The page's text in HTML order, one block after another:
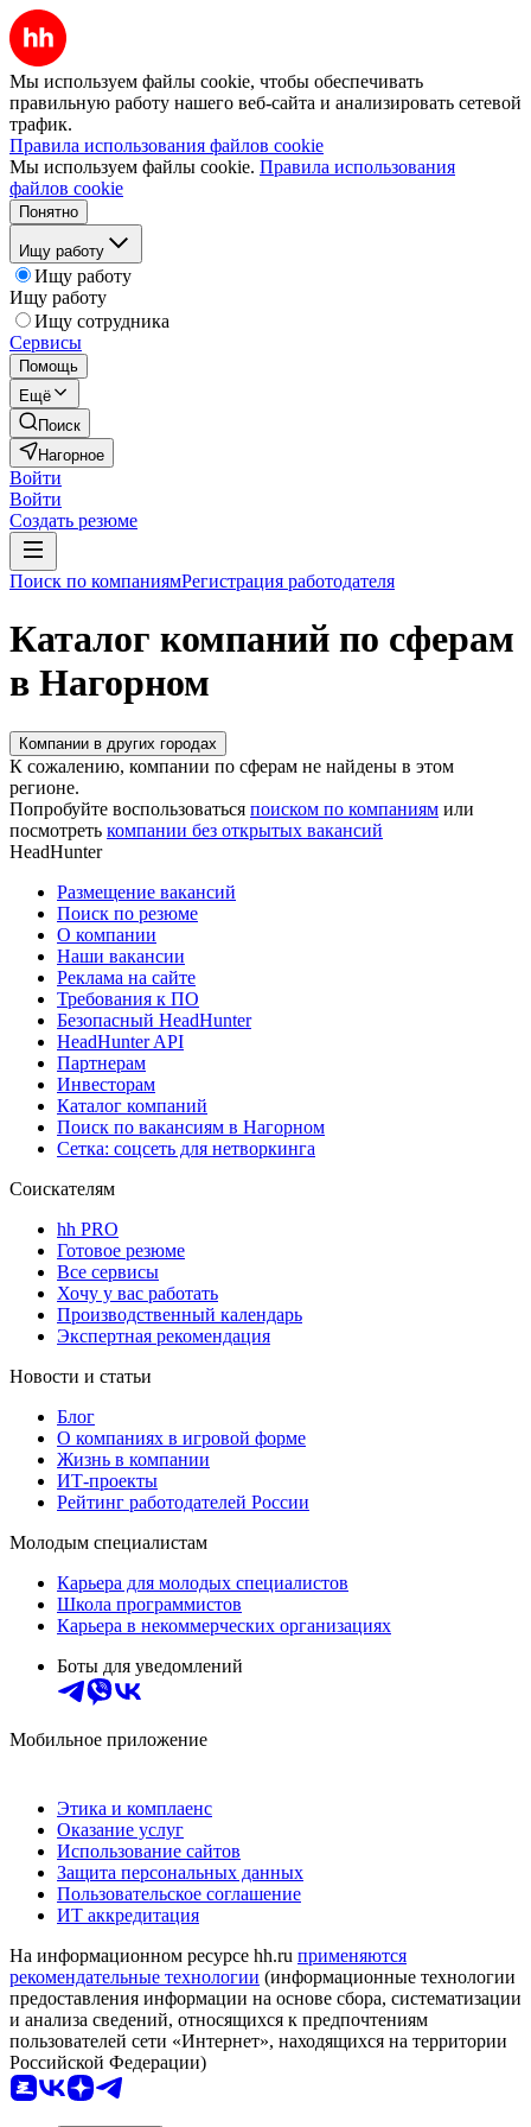
Мы используем файлы cookie, чтобы обеспечивать
правильную работу нашего веб-сайта и анализировать сетевой
трафик.
Правила использования файлов cookie
Мы используем файлы cookie. Правила использования
файлов cookie
Понятно
Ищу работу
Ищу работу
Ищу работу
Ищу сотрудника
Сервисы
Помощь
Ещё
Поиск
Нагорное
Войти
Войти
Создать резюме
Поиск по компаниямРегистрация работодателя
Каталог компаний по сферам
в Нагорном
Компании в других городах
К сожалению, компании по сферам не найдены в этом
регионе.
Попробуйте воспользоваться поиском по компаниям или
посмотреть компании без открытых вакансий
HeadHunter
Размещение вакансий
Поиск по резюме
О компании
Наши вакансии
Реклама на сайте
Требования к ПО
Безопасный HeadHunter
HeadHunter API
Партнерам
Инвесторам
Каталог компаний
Поиск по вакансиям в Нагорном
Сетка: соцсеть для нетворкинга
Соискателям
hh PRO
Готовое резюме
Все сервисы
Хочу у вас работать
Производственный календарь
Экспертная рекомендация
Новости и статьи
Блог
О компаниях в игровой форме
Жизнь в компании
ИТ-проекты
Рейтинг работодателей России
Молодым специалистам
Карьера для молодых специалистов
Школа программистов
Карьера в некоммерческих организациях
Боты для уведомлений
Мобильное приложение
Этика и комплаенс
Оказание услуг
Использование сайтов
Защита персональных данных
Пользовательское соглашение
ИТ аккредитация
На информационном ресурсе hh.ru применяются
рекомендательные технологии (информационные технологии
предоставления информации на основе сбора, систематизации
и анализа сведений, относящихся к предпочтениям
пользователей сети «Интернет», находящихся на территории
Российской Федерации)